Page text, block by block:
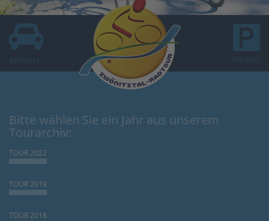
Anfahrt Parken
Bitte wählen Sie ein Jahr aus unserem
Tourarchiv:
TOUR 2022
TOUR 2019
TOUR 2018